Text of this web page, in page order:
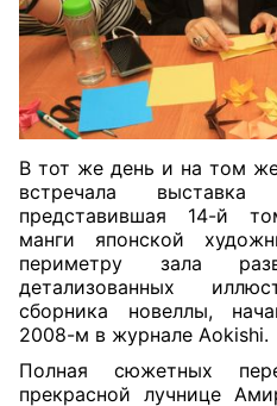
В тот же день и на том
встречала выставка
представившая 14-й
манги японской
периметру зала
детализованных
сборника новеллы,
2008-м в журнале Aokishi.
Полная сюжетных
прекрасной лучнице